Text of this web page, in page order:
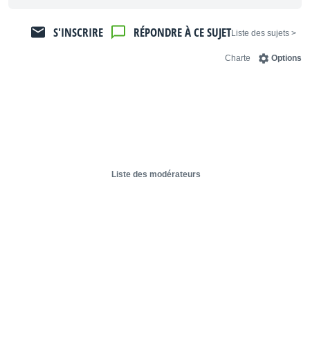
< Liste des sujets
RÉPONDRE À CE SUJET
S'INSCRIRE
Options
Charte
Liste des modérateurs